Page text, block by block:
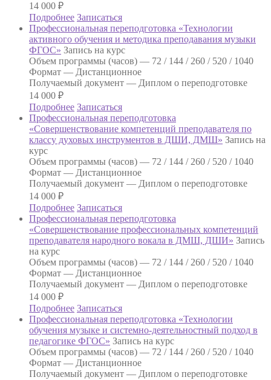
14 000 ₽
Подробнее Записаться
Профессиональная переподготовка «Технологии
активного обучения и методика преподавания музыки
ФГОС» Запись на курс
Объем программы (часов) — 72 / 144 / 260 / 520 / 1040
Формат — Дистанционное
Получаемый документ — Диплом о переподготовке
14 000 ₽
Подробнее Записаться
Профессиональная переподготовка
«Совершенствование компетенций преподавателя по
классу духовых инструментов в ДШИ, ДМШ» Запись на
курс
Объем программы (часов) — 72 / 144 / 260 / 520 / 1040
Формат — Дистанционное
Получаемый документ — Диплом о переподготовке
14 000 ₽
Подробнее Записаться
Профессиональная переподготовка
«Совершенствование профессиональных компетенций
преподавателя народного вокала в ДМШ, ДШИ» Запись
на курс
Объем программы (часов) — 72 / 144 / 260 / 520 / 1040
Формат — Дистанционное
Получаемый документ — Диплом о переподготовке
14 000 ₽
Подробнее Записаться
Профессиональная переподготовка «Технологии
обучения музыке и системно-деятельностный подход в
педагогике ФГОС» Запись на курс
Объем программы (часов) — 72 / 144 / 260 / 520 / 1040
Формат — Дистанционное
Получаемый документ — Диплом о переподготовке